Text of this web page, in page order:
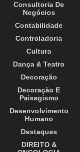
Consultoria De
Negócios
Contabilidade
Controladoria
Cultura
Dança & Teatro
Decoração
Decoração E
Paisagismo
Desenvolvimento
Humano
Destaques
DIREITO &